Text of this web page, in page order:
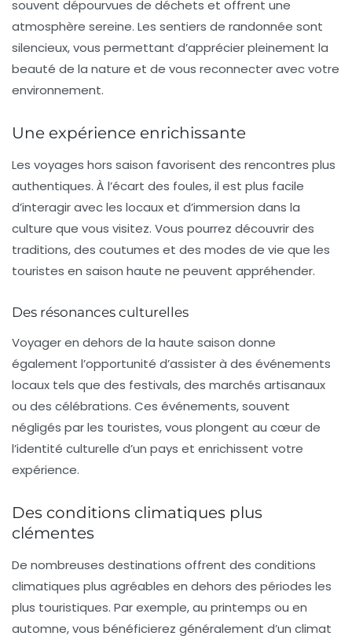
souvent dépourvues de déchets et offrent une
atmosphère sereine. Les sentiers de randonnée sont
silencieux, vous permettant d’apprécier pleinement la
beauté de la nature et de vous reconnecter avec votre
environnement.
Une expérience enrichissante
Les voyages hors saison favorisent des rencontres plus
authentiques. À l’écart des foules, il est plus facile
d’interagir avec les locauxet d’immersion dans la
culture que vous visitez. Vous pourrez découvrir des
traditions, des coutumes et des modes de vie que les
touristes en saison haute ne peuvent appréhender.
Des résonances culturelles
Voyager en dehors de la haute saison donne
également l’opportunité d’assister à des événements
locaux tels que des festivals, des marchés artisanaux
ou des célébrations. Ces événements, souvent
négligés par les touristes, vous plongent au cœur de
l’identité culturelle d’un pays et enrichissent votre
expérience.
Des conditions climatiques plus
clémentes
De nombreuses destinations offrent des conditions
climatiques plus agréables en dehors des périodes les
plus touristiques. Par exemple, au printemps ou en
automne, vous bénéficierez généralement d’un climat